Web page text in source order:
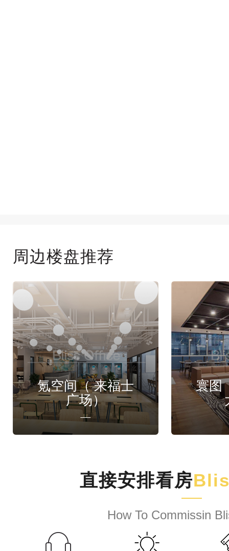
周边楼盘推荐
氪空间（ 来福士
广场）
寰图
直接安排看房
How To Commissin